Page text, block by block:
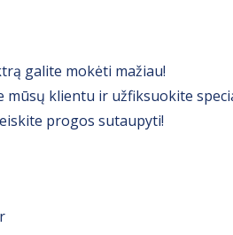
galite mokėti mažiau!
mūsų klientu ir užfiksuokite
progos sutaupyti!